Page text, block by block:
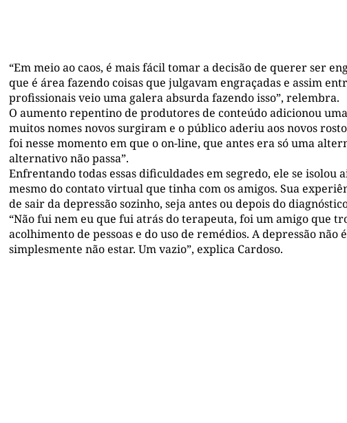
“Em meio ao caos, é mais fácil tomar a decisão de querer ser
que é área fazendo coisas que julgavam engraçadas e assim
profissionais veio uma galera absurda fazendo isso”, relembra.
O aumento repentino de produtores de conteúdo adicionou
muitos nomes novos surgiram e o público aderiu aos novos
foi nesse momento em que o on-line, que antes era só uma
alternativo não passa”.
Enfrentando todas essas dificuldades em segredo, ele se isolou
mesmo do contato virtual que tinha com os amigos. Sua
de sair da depressão sozinho, seja antes ou depois do
“Não fui nem eu que fui atrás do terapeuta, foi um amigo que
acolhimento de pessoas e do uso de remédios. A depressão
simplesmente não estar. Um vazio”, explica Cardoso.